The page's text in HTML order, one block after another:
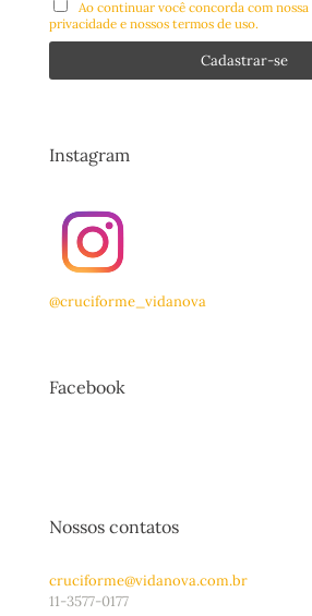
Ao continuar você concorda com
privacidade e nossos termos de uso.
Instagram
@cruciforme_vidanova
Facebook
Nossos contatos
cruciforme@vidanova.com.br
11-3577-0177